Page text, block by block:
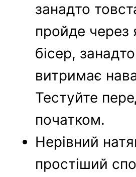
занадто
пройде через
бісер,
витримає
Тестуйте
початком.
Нерівний
простіший